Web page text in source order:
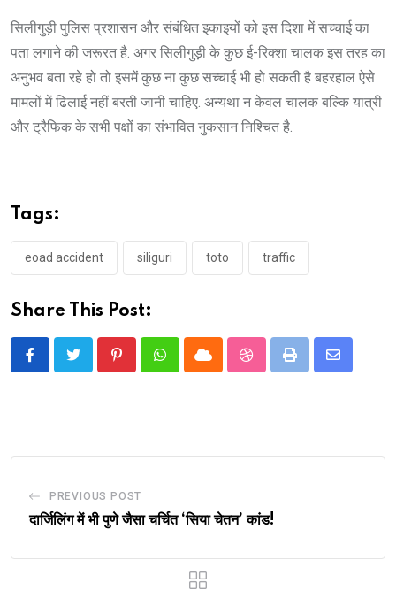
सिलीगुड़ी पुलिस प्रशासन और संबंधित इकाइयों को इस दिशा में सच्चाई का
पता लगाने की जरूरत है. अगर सिलीगुड़ी के कुछ ई-रिक्शा चालक इस तरह का
अनुभव बता रहे हो तो इसमें कुछ ना कुछ सच्चाई भी हो सकती है बहरहाल ऐसे
मामलों में ढिलाई नहीं बरती जानी चाहिए. अन्यथा न केवल चालक बल्कि यात्री
और ट्रैफिक के सभी पक्षों का संभावित नुकसान निश्चित है.
Tags:
eoad accident siliguri toto traffic
Share This Post:
PinterestWhatsappCloud StumbleUpon
Print
Share
PREVIOUS POST
दार्जिलिंग में भी पुणे जैसा चर्चित ‘सिया चेतन’ कांड!